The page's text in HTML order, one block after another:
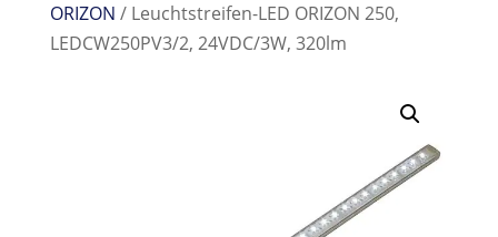
ORIZON / Leuchtstreifen-LED ORIZON 250,
LEDCW250PV3/2, 24VDC/3W, 320lm